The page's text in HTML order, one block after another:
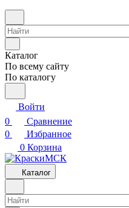
Каталог
По всему сайту
По каталогу
Войти
0
Сравнение
0
Избранное
0 Корзина
Каталог